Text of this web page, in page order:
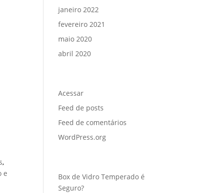
,
e
janeiro 2022
fevereiro 2021
maio 2020
abril 2020
Acessar
Feed de posts
Feed de comentários
WordPress.org
Box de Vidro Temperado é
Seguro?